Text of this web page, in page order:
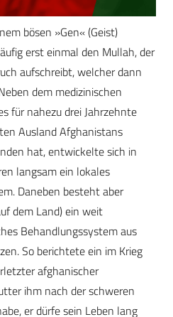
bösen »Gen« (Geist)
erst einmal den Mullah, der
aufschreibt, welcher dann
dem medizinischen
für nahezu drei Jahrzehnte
Ausland Afghanistans
hat, entwickelte sich in
langsam ein lokales
Daneben besteht aber
dem Land) ein weit
Behandlungssystem aus
So berichtete ein im Krieg
afghanischer
ihm nach der schweren
er dürfe sein Leben lang